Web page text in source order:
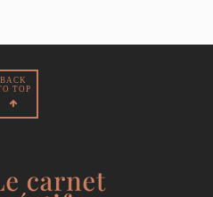
BACK
TOP